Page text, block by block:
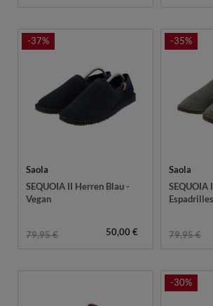
-37%
Saola
SEQUOIA II Herren Blau -
Vegan
79,95 € 50,00 €
-35%
Saola
SEQUOIA
79,95 €
-30%